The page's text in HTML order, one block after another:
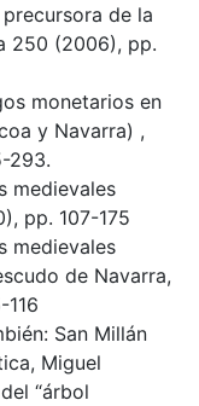
de la
250 (2006), pp.
monetarios en
y Navarra) ,
293.
medievales
pp. 107-175
medievales
de Navarra,
San Millán
Miguel
“árbol